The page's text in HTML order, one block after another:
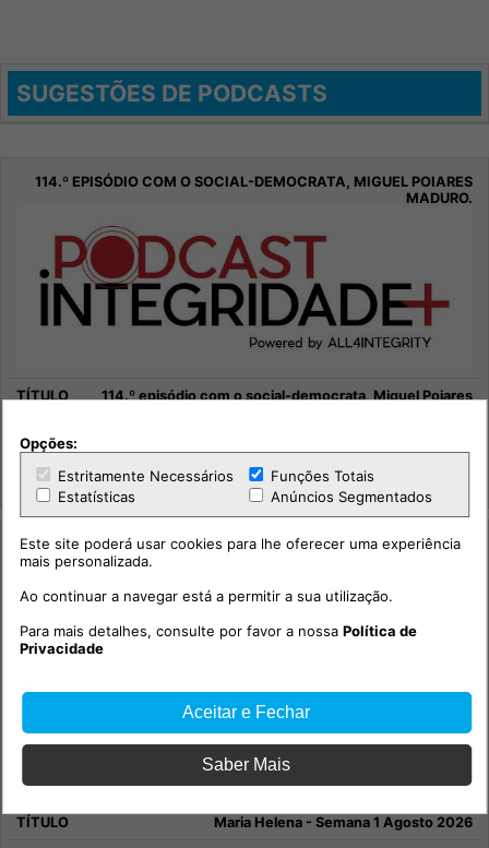
SUGESTÕES DE PODCASTS
114.º episódio com o social-democrata, Miguel Poiares
Maria Helena - Semana 1 Agosto 2026
Opções:
Estritamente Necessários
Funções Totais
Estatísticas
Anúncios Segmentados
Este site poderá usar cookies para lhe oferecer uma experiência
mais personalizada.
Ao continuar a navegar está a permitir a sua utilização.
Para mais detalhes, consulte por favor a nossaPolítica de
Privacidade
Aceitar e Fechar
Saber Mais